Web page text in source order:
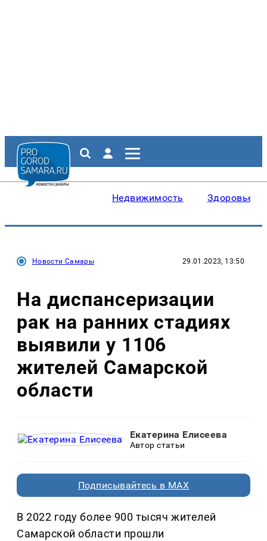
Недвижимость Здоровье
Новости Самары 29.01.2023, 13:50
На диспансеризации
рак на ранних стадиях
выявили у 1106
жителей Самарской
области
Екатерина Елисеева
Автор статьи
Подписывайтесь в MAX
В 2022 году более 900 тысяч жителей
Самарской области прошли